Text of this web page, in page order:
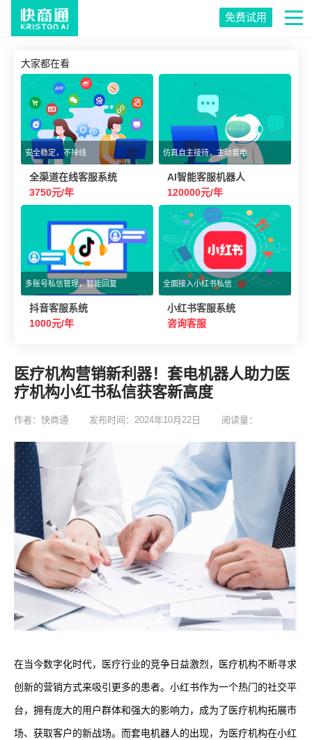
免费试用
大家都在看
安全稳定，不掉线
全渠道在线客服系统
3750元/年
仿真自主接待，主动套电
AI智能客服机器人
120000元/年
多账号私信管理，智能回复
抖音客服系统
1000元/年
全面接入小红书私信
小红书客服系统
咨询客服
医疗机构营销新利器！套电机器人助力医
疗机构小红书私信获客新高度
作者：快商通 发布时间：2024年10月22日 阅读量：
在当今数字化时代，医疗行业的竞争日益激烈，医疗机构不断寻求
创新的营销方式来吸引更多的患者。小红书作为一个热门的社交平
台，拥有庞大的用户群体和强大的影响力，成为了医疗机构拓展市
场、获取客户的新战场。而套电机器人的出现，为医疗机构在小红